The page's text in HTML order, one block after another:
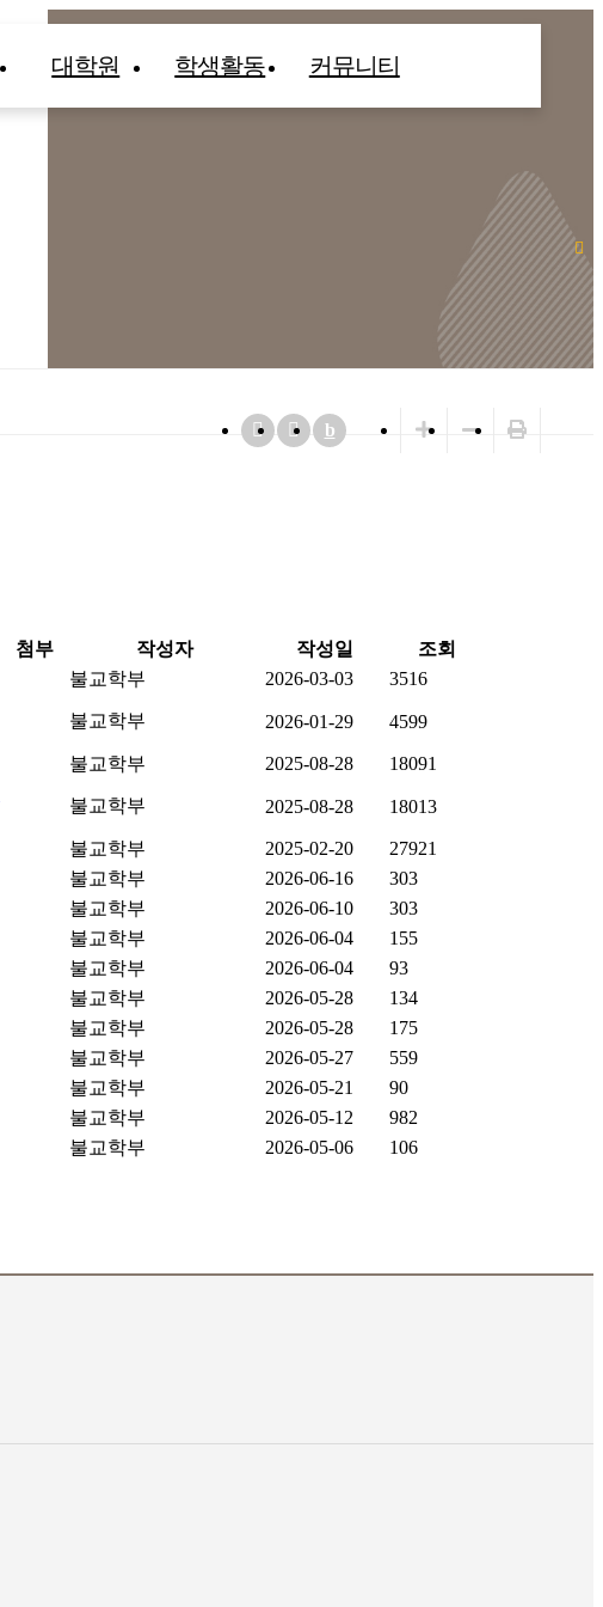
대학원 학생활동 커뮤니티
b
첨부 작성자 작성일
조회
불교학부 2026-03-03 3516
불교학부 2026-01-29 4599
불교학부 2025-08-28 18091
불교학부 2025-08-28 18013
불교학부 2025-02-20
27921
불교학부 2026-06-16
303
불교학부 2026-06-10
303
불교학부 2026-06-04
155
불교학부 2026-06-04
93
불교학부 2026-05-28
134
불교학부 2026-05-28
175
불교학부 2026-05-27
559
불교학부 2026-05-21
90
불교학부 2026-05-12
982
불교학부 2026-05-06
106